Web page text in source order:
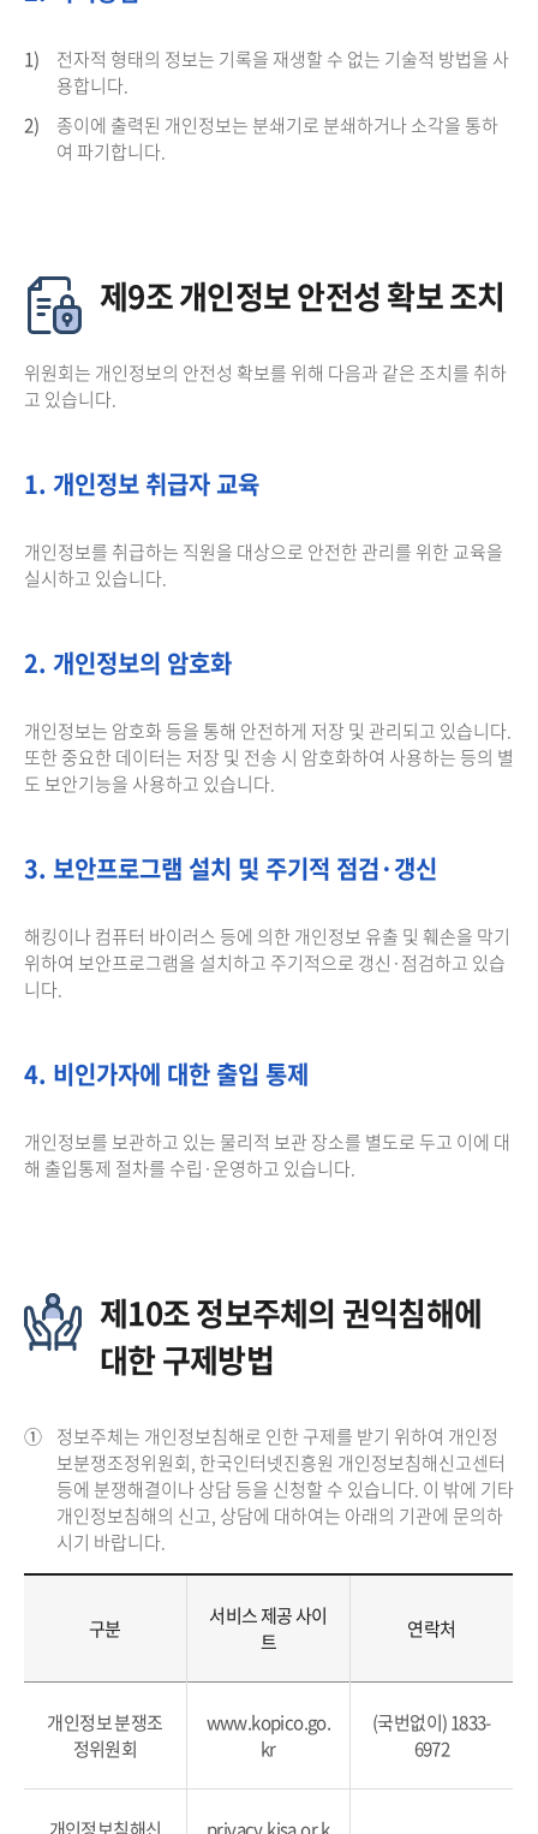
1)
전자적 형태의 정보는 기록을 재생할 수 없는 기술적 방법을 사
용합니다.
2)
종이에 출력된 개인정보는 분쇄기로 분쇄하거나 소각을 통하
여 파기합니다.
제9조 개인정보 안전성 확보 조치
위원회는 개인정보의 안전성 확보를 위해 다음과 같은 조치를 취하
고 있습니다.
1. 개인정보 취급자 교육
개인정보를 취급하는 직원을 대상으로 안전한 관리를 위한 교육을
실시하고 있습니다.
2. 개인정보의 암호화
개인정보는 암호화 등을 통해 안전하게 저장 및 관리되고 있습니다.
또한 중요한 데이터는 저장 및 전송 시 암호화하여 사용하는 등의 별
도 보안기능을 사용하고 있습니다.
3. 보안프로그램 설치 및 주기적 점검·갱신
해킹이나 컴퓨터 바이러스 등에 의한 개인정보 유출 및 훼손을 막기
위하여 보안프로그램을 설치하고 주기적으로 갱신·점검하고 있습
니다.
4. 비인가자에 대한 출입 통제
개인정보를 보관하고 있는 물리적 보관 장소를 별도로 두고 이에 대
해 출입통제 절차를 수립·운영하고 있습니다.
제10조 정보주체의 권익침해에
대한 구제방법
① 정보주체는 개인정보침해로 인한 구제를 받기 위하여 개인정
보분쟁조정위원회, 한국인터넷진흥원 개인정보침해신고센터
등에 분쟁해결이나 상담 등을 신청할 수 있습니다. 이 밖에 기타
개인정보침해의 신고, 상담에 대하여는 아래의 기관에 문의하
시기 바랍니다.
구분
서비스 제공 사이
트
연락처
개인정보 분쟁조
정위원회
www.kopico.go.
kr
(국번없이) 1833-
6972
개인정보침해신 privacy.kisa.or.k